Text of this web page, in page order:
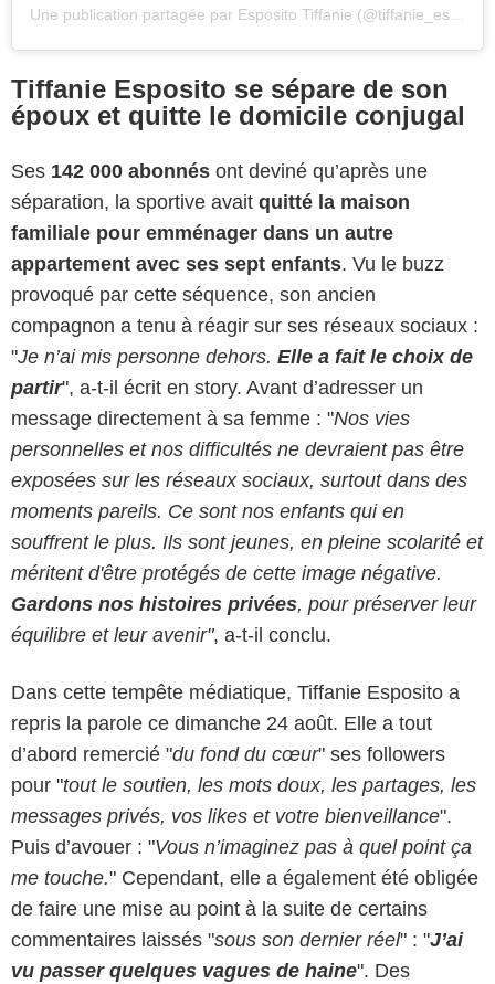
Une publication partagée par Esposito Tiffanie (@tiffanie_esposito)
Tiffanie Esposito se sépare de son
époux et quitte le domicile conjugal
Ses 142 000 abonnés ont deviné qu’après une
séparation, la sportive avait quitté la maison
familiale pour emménager dans un autre
appartement avec ses sept enfants. Vu le buzz
provoqué par cette séquence, son ancien
compagnon a tenu à réagir sur ses réseaux sociaux :
"Je n’ai mis personne dehors. Elle a fait le choix de
partir", a-t-il écrit en story. Avant d’adresser un
message directement à sa femme : "Nos vies
personnelles et nos difficultés ne devraient pas être
exposées sur les réseaux sociaux, surtout dans des
moments pareils. Ce sont nos enfants qui en
souffrent le plus. Ils sont jeunes, en pleine scolarité et
méritent d'être protégés de cette image négative.
Gardons nos histoires privées, pour préserver leur
équilibre et leur avenir", a-t-il conclu.
Dans cette tempête médiatique, Tiffanie Esposito a
repris la parole ce dimanche 24 août. Elle a tout
d’abord remercié "du fond du cœur" ses followers
pour "tout le soutien, les mots doux, les partages, les
messages privés, vos likes et votre bienveillance".
Puis d’avouer : "Vous n’imaginez pas à quel point ça
me touche." Cependant, elle a également été obligée
de faire une mise au point à la suite de certains
commentaires laissés "sous son dernier réel" : "J’ai
vu passer quelques vagues de haine". Des